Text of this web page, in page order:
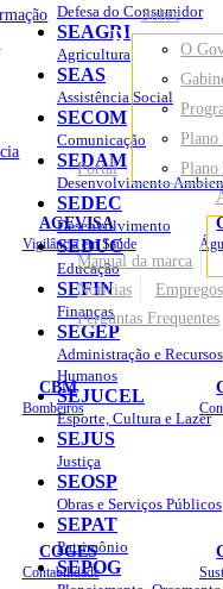
Rondônia
AGEVISA
Vigilância em Saúde
CBM
Bombeiros
COGES
Contabilidade
Portal
Sobre
O
Plano
Plano
Manual da marca
Notícias
Empregos
Perguntas Frequentes
Defesa do Consumidor
SEAGRI
Agricultura
SEAS
Assistência Social
SECOM
Comunicação
SEDAM
Desenvolvimento
SEDEC
Desenvolvimento
SEDUC
Educação
SEFIN
Finanças
SEGEP
Administração e Recursos
Humanos
SEJUCEL
Esporte, Cultura e Lazer
SEJUS
Justiça
SEOSP
Obras e Serviços Públicos
SEPAT
Patrimônio
SEPOG